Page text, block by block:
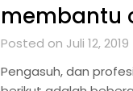
membantu
Posted on Juli 12, 2019
Pengasuh, dan